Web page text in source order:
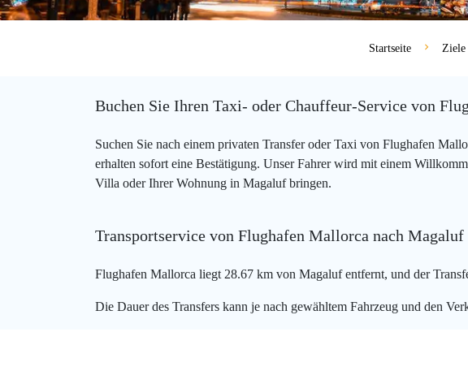
Startseite Ziele
Buchen Sie Ihren Taxi- oder Chauffeur-Service von
Suchen Sie nach einem privaten Transfer oder Taxi von Flughafen
erhalten sofort eine Bestätigung. Unser Fahrer wird mit einem
Villa oder Ihrer Wohnung in Magaluf bringen.
Transportservice von Flughafen Mallorca nach Magaluf
Flughafen Mallorca liegt 28.67 km von Magaluf entfernt, und der
Die Dauer des Transfers kann je nach gewähltem Fahrzeug und den